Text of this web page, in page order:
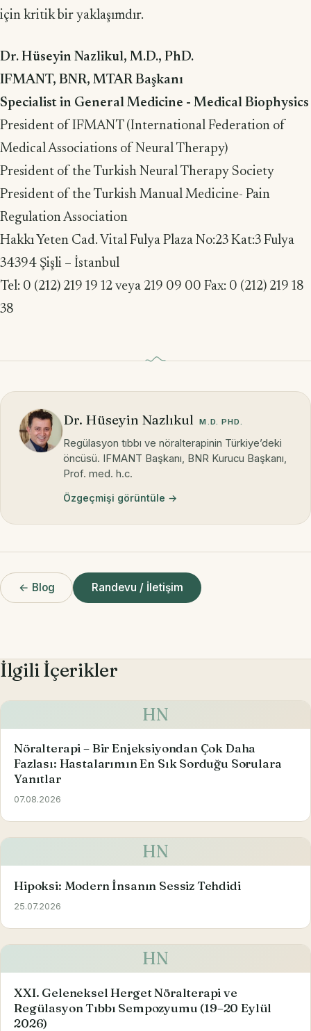
için kritik bir yaklaşımdır.
Dr. Hüseyin Nazlikul, M.D., PhD.
IFMANT, BNR, MTAR Başkanı
Specialist in General Medicine - Medical Biophysics
President of IFMANT (International Federation of
Medical Associations of Neural Therapy)
President of the Turkish Neural Therapy Society
President of the Turkish Manual Medicine- Pain
Regulation Association
Hakkı Yeten Cad. Vital Fulya Plaza No:23 Kat:3 Fulya
34394 Şişli – İstanbul
Tel: 0 (212) 219 19 12 veya 219 09 00 Fax: 0 (212) 219 18
38
Dr. Hüseyin Nazlıkul M.D. PHD.
Regülasyon tıbbı ve nöralterapinin Türkiye’deki
öncüsü. IFMANT Başkanı, BNR Kurucu Başkanı,
Prof. med. h.c.
Özgeçmişi görüntüle →
← Blog Randevu / İletişim
İlgili İçerikler
HN
Nöralterapi – Bir Enjeksiyondan Çok Daha
Fazlası: Hastalarımın En Sık Sorduğu Sorulara
Yanıtlar
07.08.2026
HN
Hipoksi: Modern İnsanın Sessiz Tehdidi
25.07.2026
HN
XXI. Geleneksel Herget Nöralterapi ve
Regülasyon Tıbbı Sempozyumu (19–20 Eylül
2026)